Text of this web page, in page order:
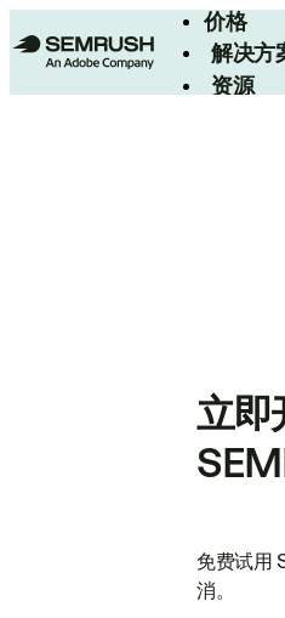
价格
解决方
资源
立即
免费试用
消。